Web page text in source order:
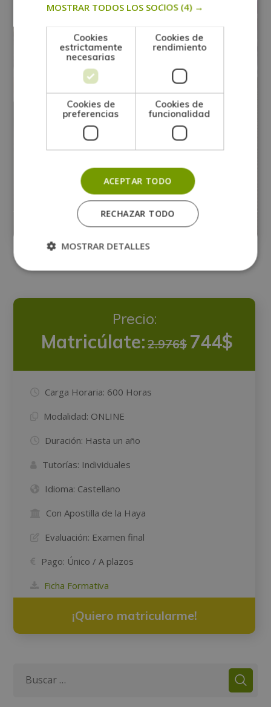
Maestría Internacional en Elaboración
Diploma Acreditado por Apostilla de la
Matricúlate:
Precio:
Matricúlate:2.976$ 744$
Carga Horaria: 600 Horas
Modalidad: ONLINE
Duración: Hasta un año
Tutorías: Individuales
Idioma: Castellano
Con Apostilla de la Haya
Evaluación: Examen final
Pago: Único / A plazos
Ficha Formativa
¡Quiero matricularme!
MOSTRAR TODOS LOS SOCIOS (4) →
Cookies
estrictamente
necesarias
Cookies de
rendimiento
Cookies de
preferencias
Cookies de
funcionalidad
ACEPTAR TODO
RECHAZAR TODO
MOSTRAR DETALLES